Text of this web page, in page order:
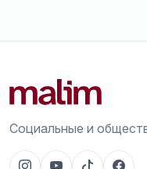
Социальные и